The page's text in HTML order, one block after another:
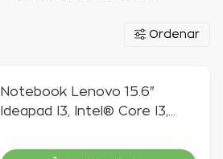
Ordenar
Notebook Lenovo 15.6"
Ideapad I3, Intel® Core I3,
Windows 11 - 82MD000ABR